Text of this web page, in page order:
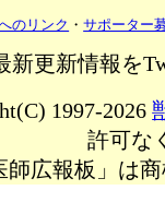
のリンク ・サポーター
新更新情報を
1997-2026
許可な
師広報板」は